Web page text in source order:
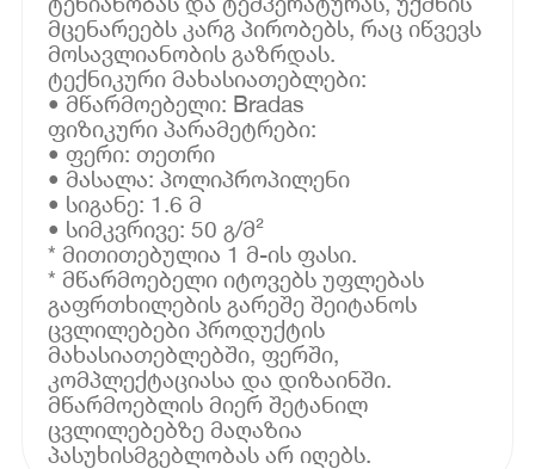
მცენარეებს კარგ პირობებს, რაც იწვევს
მოსავლიანობის გაზრდას.
ტექნიკური მახასიათებლები:
• მწარმოებელი: Bradas
ფიზიკური პარამეტრები:
• ფერი: თეთრი
• მასალა: პოლიპროპილენი
• სიგანე: 1.6 მ
• სიმკვრივე: 50 გ/მ²
* მითითებულია 1 მ-ის ფასი.
* მწარმოებელი იტოვებს უფლებას
გაფრთხილების გარეშე შეიტანოს
ცვლილებები პროდუქტის
მახასიათებლებში, ფერში,
კომპლექტაციასა და დიზაინში.
მწარმოებლის მიერ შეტანილ
ცვლილებებზე მაღაზია
პასუხისმგებლობას არ იღებს.